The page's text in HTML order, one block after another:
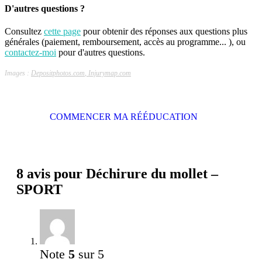
D'autres questions ?
Consultez cette page pour obtenir des réponses aux questions plus
générales (paiement, remboursement, accès au programme... ), ou
contactez-moi pour d'autres questions.
Images : Depositphotos.com, Injurymap.com
COMMENCER MA RÉÉDUCATION
8 avis pour Déchirure du mollet –
SPORT
Note 5 sur 5